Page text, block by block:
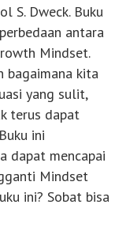
S. Dweck. Buku
antara
Mindset.
bagaimana kita
yang sulit,
terus dapat
ini
dapat mencapai
Mindset
ini? Sobat bisa